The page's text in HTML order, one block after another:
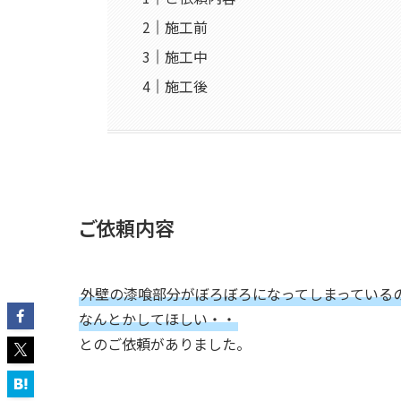
施工前
施工中
施工後
ご依頼内容
外壁の漆喰部分がぼろぼろになってしまっている
なんとかしてほしい・・
とのご依頼がありました。